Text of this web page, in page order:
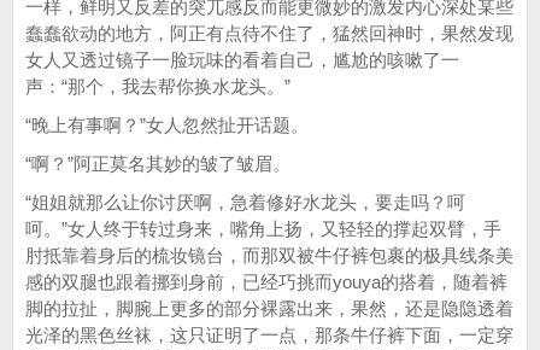
一样，鲜明又反差的突兀感反而能更微妙的激发内心深处某些
蠢蠢欲动的地方，阿正有点待不住了，猛然回神时，果然发现
女人又透过镜子一脸玩味的看着自己，尴尬的咳嗽了一
声：“那个，我去帮你换水龙头。”
“晚上有事啊？”女人忽然扯开话题。
“啊？”阿正莫名其妙的皱了皱眉。
“姐姐就那么让你讨厌啊，急着修好水龙头，要走吗？呵
呵。”女人终于转过身来，嘴角上扬，又轻轻的撑起双臂，手
肘抵靠着身后的梳妆镜台，而那双被牛仔裤包裹的极具线条美
感的双腿也跟着挪到身前，已经巧挑而youya的搭着，随着裤
脚的拉扯，脚腕上更多的部分裸露出来，果然，还是隐隐透着
光泽的黑色丝袜，这只证明了一点，那条牛仔裤下面，一定穿